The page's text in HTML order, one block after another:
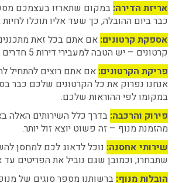
אריזת הדירה: במקום שתארזו בעצמכם
כבר ביום ההובלה, כך שעד אליו תוכלו לחיות
אספקת קרטונים: אם אתם בכל זאת
קרטונים – יש הטבה למעבירי דירות 5 חדרים ומעלה, אז שווה לברר!
פריקת הקרטונים: אם אתם רוצים להתחיל
אנחנו נפרוק את כל הקרטונים שלכם כבר
במקומו לפי ההוראות שלכם.
פירוק והרכבה: בדרך כלל השירותים האלה
מהזמנת מנוף – זה פשוט יוצא זול יותר.
שירותי אחסנה: נוכל לדאוג לכם למחסן
שתבחרו, וכמובן שגם נוביל את הפריטים עד
הובלות מנוף: ברשותנו מספר סוגים של